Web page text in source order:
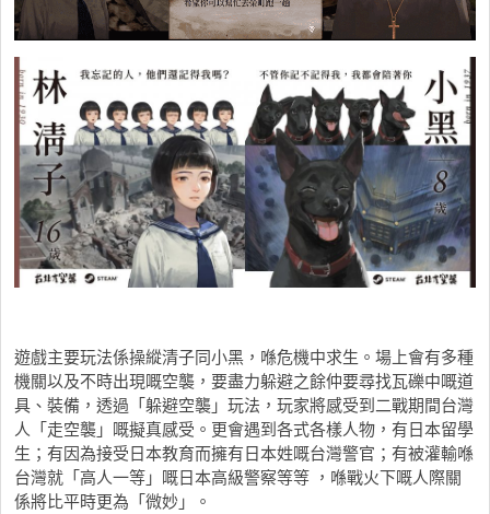
遊戲主要玩法係操縱清子同小黑，喺危機中求生。場上會有多種
機關以及不時出現嘅空襲，要盡力躲避之餘仲要尋找瓦礫中嘅道
具、裝備，透過「躲避空襲」玩法，玩家將感受到二戰期間台灣
人「走空襲」嘅擬真感受。更會遇到各式各樣人物，有日本留學
生；有因為接受日本教育而擁有日本姓嘅台灣警官；有被灌輸喺
台灣就「高人一等」嘅日本高級警察等等 ，喺戰火下嘅人際關
係將比平時更為「微妙」。